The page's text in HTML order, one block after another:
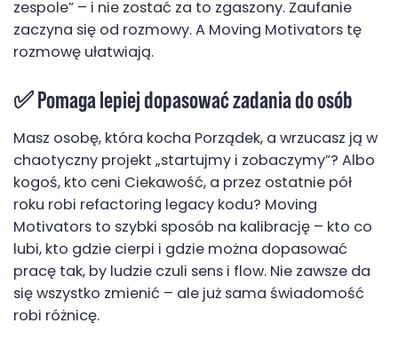
zespole” – i nie zostać za to zgaszony. Zaufanie
zaczyna się od rozmowy. A Moving Motivators tę
rozmowę ułatwiają.
✅ Pomagalepiej dopasować zadania do osób
Masz osobę, która kocha Porządek, a wrzucasz ją w
chaotyczny projekt „startujmy i zobaczymy”? Albo
kogoś, kto ceni Ciekawość, a przez ostatnie pół
roku robi refactoring legacy kodu? Moving
Motivators to szybki sposób na kalibrację – kto co
lubi, kto gdzie cierpi i gdzie można dopasować
pracę tak, by ludzie czuli sens i flow. Nie zawsze da
się wszystko zmienić – ale już sama świadomość
robi różnicę.